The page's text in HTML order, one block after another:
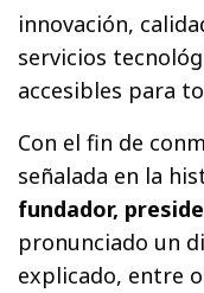
innovación,
servicios
accesibles para
Con el fin de
señalada en la
fundador,
pronunciado un
explicado, entre